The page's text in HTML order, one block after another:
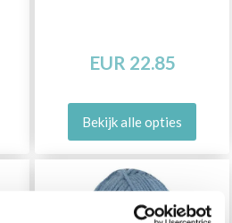
EUR 22.85
Bekijk alle opties